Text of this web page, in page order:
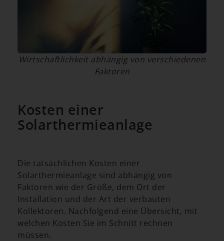
Wirtschaftlichkeit abhängig von verschiedenen
Faktoren
Kosten einer
Solarthermieanlage
Die tatsächlichen Kosten einer
Solarthermieanlage sind abhängig von
Faktoren wie der Größe, dem Ort der
Installation und der Art der verbauten
Kollektoren. Nachfolgend eine Übersicht, mit
welchen Kosten Sie im Schnitt rechnen
müssen.